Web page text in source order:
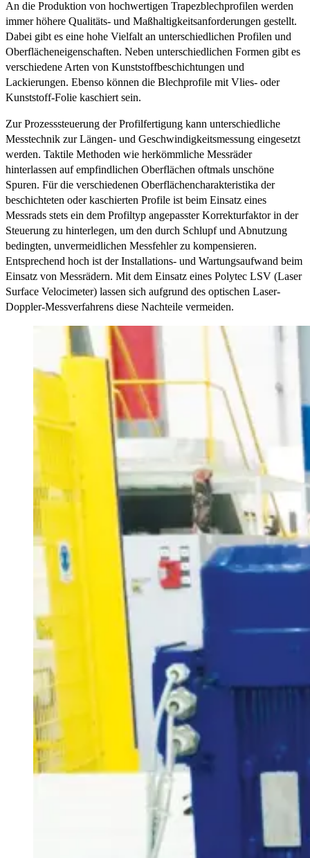
An die Produktion von hochwertigen Trapezblechprofilen werden
immer höhere Qualitäts- und Maßhaltigkeitsanforderungen gestellt.
Dabei gibt es eine hohe Vielfalt an unterschiedlichen Profilen und
Oberflächeneigenschaften. Neben unterschiedlichen Formen gibt es
verschiedene Arten von Kunststoffbeschichtungen und
Lackierungen. Ebenso können die Blechprofile mit Vlies- oder
Kunststoff-Folie kaschiert sein.
Zur Prozesssteuerung der Profilfertigung kann unterschiedliche
Messtechnik zur Längen- und Geschwindigkeitsmessung eingesetzt
werden. Taktile Methoden wie herkömmliche Messräder
hinterlassen auf empfindlichen Oberflächen oftmals unschöne
Spuren. Für die verschiedenen Oberflächencharakteristika der
beschichteten oder kaschierten Profile ist beim Einsatz eines
Messrads stets ein dem Profiltyp angepasster Korrekturfaktor in der
Steuerung zu hinterlegen, um den durch Schlupf und Abnutzung
bedingten, unvermeidlichen Messfehler zu kompensieren.
Entsprechend hoch ist der Installations- und Wartungsaufwand beim
Einsatz von Messrädern. Mit dem Einsatz eines Polytec LSV (Laser
Surface Velocimeter) lassen sich aufgrund des optischen Laser-
Doppler-Messverfahrens diese Nachteile vermeiden.